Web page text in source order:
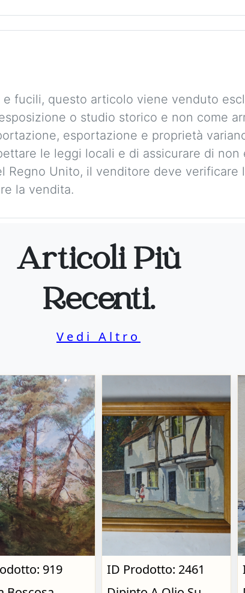
fucili, questo articolo viene venduto
o studio storico e non come
esportazione e proprietà
le leggi locali e di assicurare di non
Unito, il venditore deve verificare
la vendita.
Articoli Più
Recenti.
Vedi Altro
919
ID Prodotto: 2461